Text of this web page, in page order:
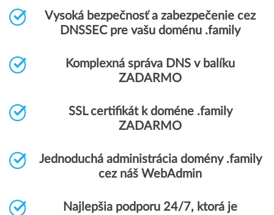
Vysoká bezpečnosť a zabezpečenie cez
DNSSEC pre vašu doménu .family
Komplexná správa DNS v balíku
ZADARMO
SSL certifikát k doméne .family
ZADARMO
Jednoduchá administrácia domény .family
cez náš WebAdmin
Najlepšia podporu 24/7, ktorá je